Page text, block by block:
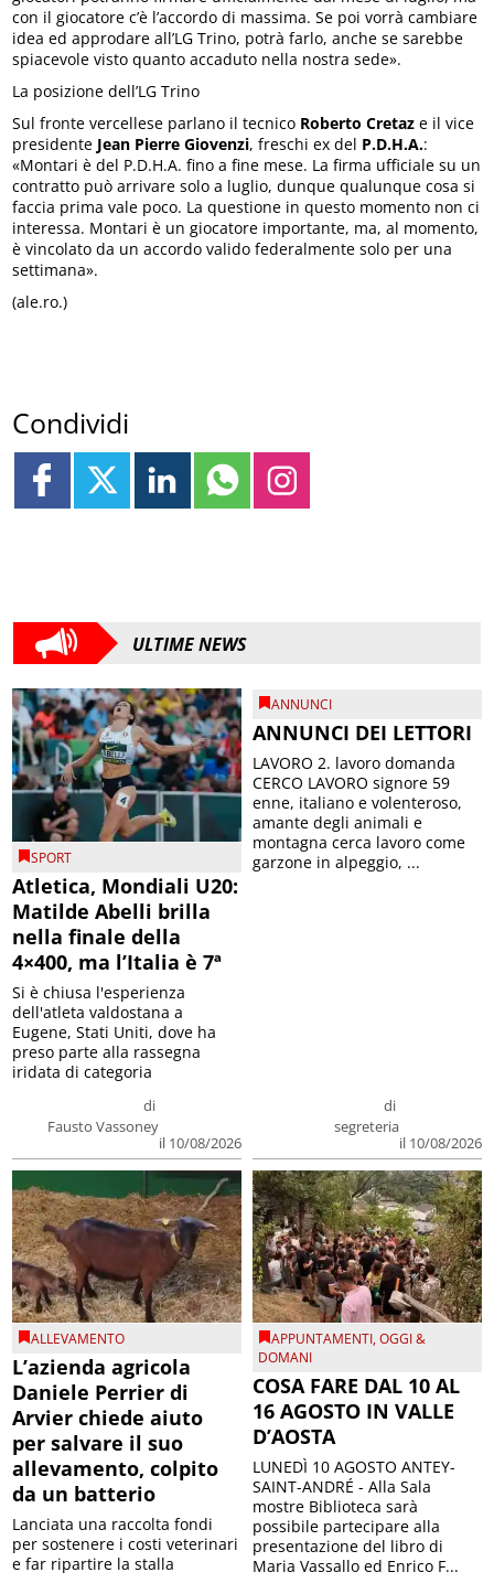
con il giocatore c’è l’accordo di massima. Se poi vorrà cambiare
idea ed approdare all’LG Trino, potrà farlo, anche se sarebbe
spiacevole visto quanto accaduto nella nostra sede».
La posizione dell’LG Trino
Sul fronte vercellese parlano il tecnico Roberto Cretaz e il vice
presidente Jean Pierre Giovenzi, freschi ex del P.D.H.A.:
«Montari è del P.D.H.A. fino a fine mese. La firma ufficiale su un
contratto può arrivare solo a luglio, dunque qualunque cosa si
faccia prima vale poco. La questione in questo momento non ci
interessa. Montari è un giocatore importante, ma, al momento,
è vincolato da un accordo valido federalmente solo per una
settimana».
(ale.ro.)
Condividi
ULTIME NEWS
SPORT
Atletica, Mondiali U20:
Matilde Abelli brilla
nella finale della
4×400, ma l’Italia è 7ª
di
Fausto Vassoney
il 10/08/2026
Si è chiusa l'esperienza
dell'atleta valdostana a
Eugene, Stati Uniti, dove ha
preso parte alla rassegna
iridata di categoria
ANNUNCI
ANNUNCI DEI LETTORI
di
segreteria
il 10/08/2026
LAVORO 2. lavoro domanda
CERCO LAVORO signore 59
enne, italiano e volenteroso,
amante degli animali e
montagna cerca lavoro come
garzone in alpeggio, ...
ALLEVAMENTO
L’azienda agricola
Daniele Perrier di
Arvier chiede aiuto
per salvare il suo
allevamento, colpito
da un batterio
Lanciata una raccolta fondi
per sostenere i costi veterinari
e far ripartire la stalla
APPUNTAMENTI,OGGI &
DOMANI
COSA FARE DAL 10 AL
16 AGOSTO IN VALLE
D’AOSTA
LUNEDÌ 10 AGOSTO ANTEY-
SAINT-ANDRÉ - Alla Sala
mostre Biblioteca sarà
possibile partecipare alla
presentazione del libro di
Maria Vassallo ed Enrico F...